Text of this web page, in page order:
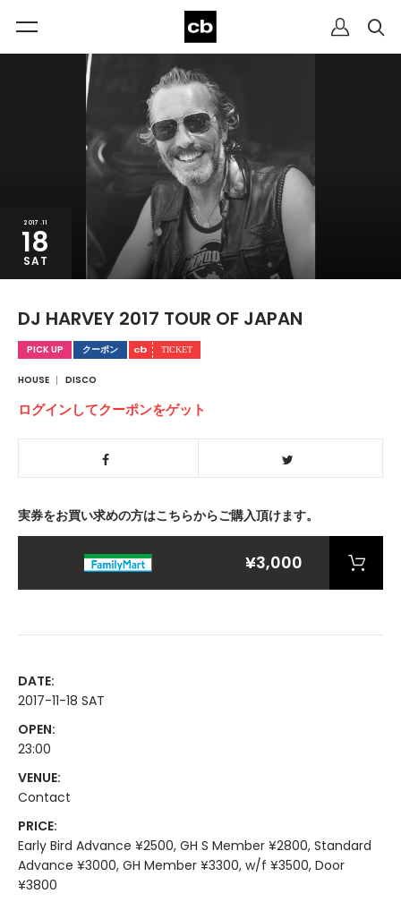
2017.11
18
SAT
DJ HARVEY 2017 TOUR OF JAPAN
PICK UP クーポン
HOUSE DISCO
ログインしてクーポンをゲット
実券をお買い求めの方はこちらからご購入頂けます。
¥3,000
DATE:
2017-11-18 SAT
OPEN:
23:00
VENUE:
Contact
PRICE:
Early Bird Advance ¥2500, GH S Member ¥2800, Standard
Advance ¥3000, GH Member ¥3300, w/f ¥3500, Door
¥3800